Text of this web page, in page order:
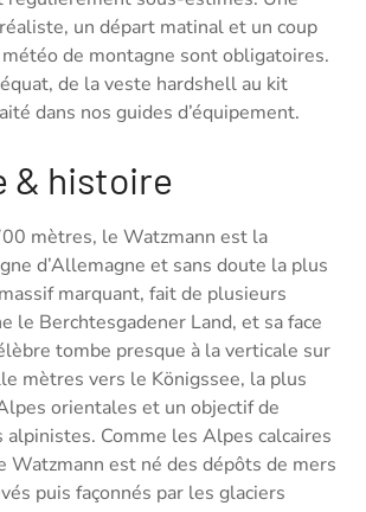
un départ matinal et un coup
de montagne sont obligatoires.
de la veste hardshell au kit
dans nos guides d’équipement.
& histoire
mètres, le Watzmann est la
d’Allemagne et sans doute la plus
marquant, fait de plusieurs
le Berchtesgadener Land, et sa face
tombe presque à la verticale sur
mètres vers le Königssee, la plus
orientales et un objectif de
alpinistes. Comme les Alpes calcaires
Watzmann est né des dépôts de mers
puis façonnés par les glaciers